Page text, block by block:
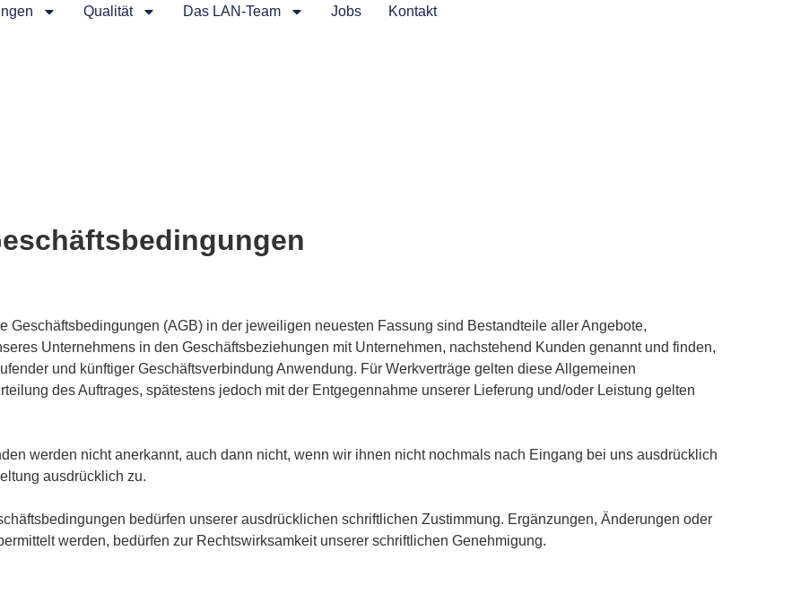
Qualität Das LAN-Team Jobs Kontakt
Geschäftsbedingungen (AGB) in der jeweiligen neuesten Fassung sind Bestandteile aller Angebote,
Unternehmens in den Geschäftsbeziehungen mit Unternehmen, nachstehend Kunden genannt und finden,
und künftiger Geschäftsverbindung Anwendung. Für Werkverträge gelten diese Allgemeinen
des Auftrages, spätestens jedoch mit der Entgegennahme unserer Lieferung und/oder Leistung gelten
werden nicht anerkannt, auch dann nicht, wenn wir ihnen nicht nochmals nach Eingang bei uns ausdrücklich
ausdrücklich zu.
bedürfen unserer ausdrücklichen schriftlichen Zustimmung. Ergänzungen, Änderungen oder
werden, bedürfen zur Rechtswirksamkeit unserer schriftlichen Genehmigung.